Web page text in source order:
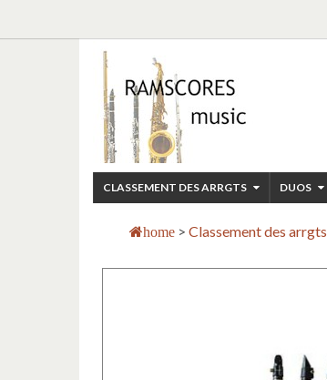
CLASSEMENT DES ARRGTS DUOS
home > Classement des arrgts